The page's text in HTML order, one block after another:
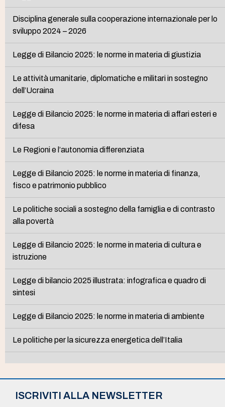
Disciplina generale sulla cooperazione internazionale per lo
sviluppo 2024 – 2026
Legge di Bilancio 2025: le norme in materia di giustizia
Le attività umanitarie, diplomatiche e militari in sostegno
dell’Ucraina
Legge di Bilancio 2025: le norme in materia di affari esteri e
difesa
Le Regioni e l’autonomia differenziata
Legge di Bilancio 2025: le norme in materia di finanza,
fisco e patrimonio pubblico
Le politiche sociali a sostegno della famiglia e di contrasto
alla povertà
Legge di Bilancio 2025: le norme in materia di cultura e
istruzione
Legge di bilancio 2025 illustrata: infografica e quadro di
sintesi
Legge di Bilancio 2025: le norme in materia di ambiente
Le politiche per la sicurezza energetica dell’Italia
ISCRIVITI ALLA NEWSLETTER